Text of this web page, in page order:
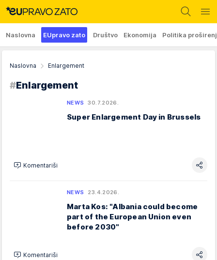
Naslovna EUpravo zato Društvo Ekonomija Politika
Naslovna Enlargement
#Enlargement
NEWS 30.7.2026.
Super Enlargement Day in Brussels
Komentariši
NEWS 23.4.2026.
Marta Kos: "Albania could become
part of the European Union even
before 2030"
Komentariši